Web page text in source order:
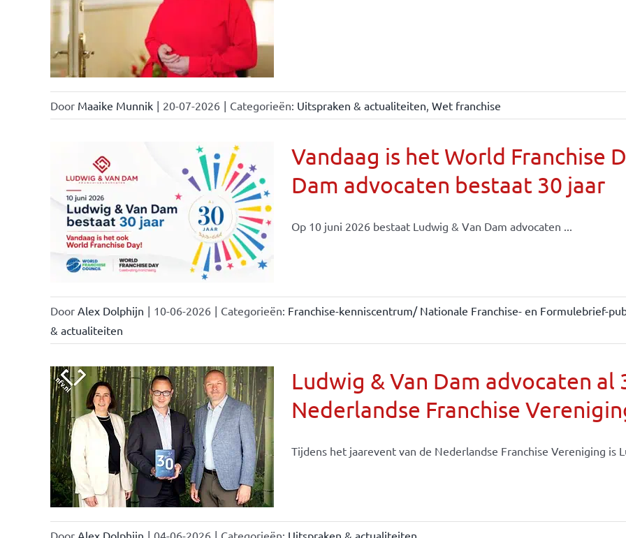
Door Maaike Munnik | 20-07-2026 | Categorieën: Uitspraken & actualiteiten, Wet franchise
Vandaag is het World Franchise
Dam advocaten bestaat 30 jaar
Op 10 juni 2026 bestaat Ludwig & Van Dam advocaten ...
Door Alex Dolphijn | 10-06-2026 | Categorieën: Franchise-kenniscentrum/ Nationale Franchise- en Formulebrief-
& actualiteiten
Ludwig & Van Dam advocaten al
Nederlandse Franchise
Tijdens het jaarevent van de Nederlandse Franchise Vereniging is
Door Alex Dolphijn | 04-06-2026 | Categorieën: Uitspraken & actualiteiten